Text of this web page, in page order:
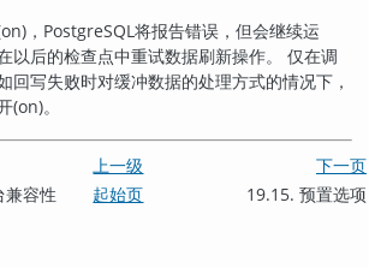
， PostgreSQL将报告错误，但会继续运
以后的检查点中重试数据刷新操作。 仅在调
回写失败时对缓冲数据的处理方式的情况下，
(on)。
上一级
下一页
兼容性
起始页 19.15. 预置选项